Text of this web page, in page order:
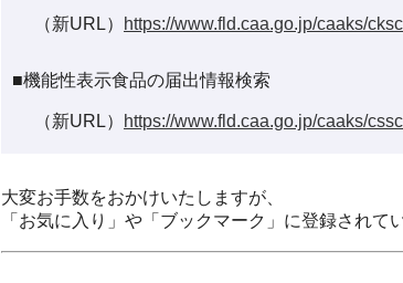
（新URL） https://www.fld.caa.go.jp/caaks/
■機能性表示食品の届出情報検索
（新URL） https://www.fld.caa.go.jp/caaks/
大変お手数をおかけいたしますが、
「お気に入り」や「ブックマーク」に登録されて